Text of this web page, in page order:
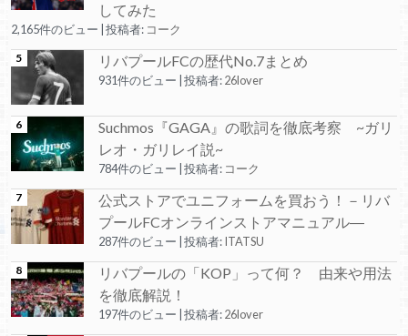
してみた
2,165件のビュー 投稿者: コーク
リバプールFCの歴代No.7まとめ
931件のビュー 投稿者:26lover
Suchmos『GAGA』の歌詞を徹底考察 ~ガリ
レオ・ガリレイ説~
784件のビュー 投稿者: コーク
公式ストアでユニフォームを買おう！－リバ
プールFCオンラインストアマニュアル―
287件のビュー 投稿者:ITATSU
リバプールの「KOP」って何？ 由来や用法
を徹底解説！
197件のビュー 投稿者:26lover